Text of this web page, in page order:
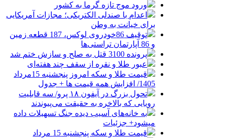
ورود موج تازه گرما به کشور
اعدام با صندلی الکتریکی؛ مجازات آمریکایی
برای خیانت به وطن
توقیف 86خودروی لوکس، 187 قطعه زمین
و 86 آپارتمان تراستی‌ها
پرونده 3100 قتل به صلح و سازش ختم شد
عبور طلا و نقره از سقف چند هفته‌ای
قیمت طلا و سکه امروز پنجشنبه 15مرداد
1405/ افزایش همه قیمت ها + جدول
تحول بزرگ در آیفون ۱۸ پرو/ سه قابلیت
رویایی که بالاخره به حقیقت می‌پیوندند
به خانه‌های آسیب دیده جنگ تسهیلات داده
میشود+ جزئیات
قیمت طلا و سکه پنجشنبه 15 مرداد